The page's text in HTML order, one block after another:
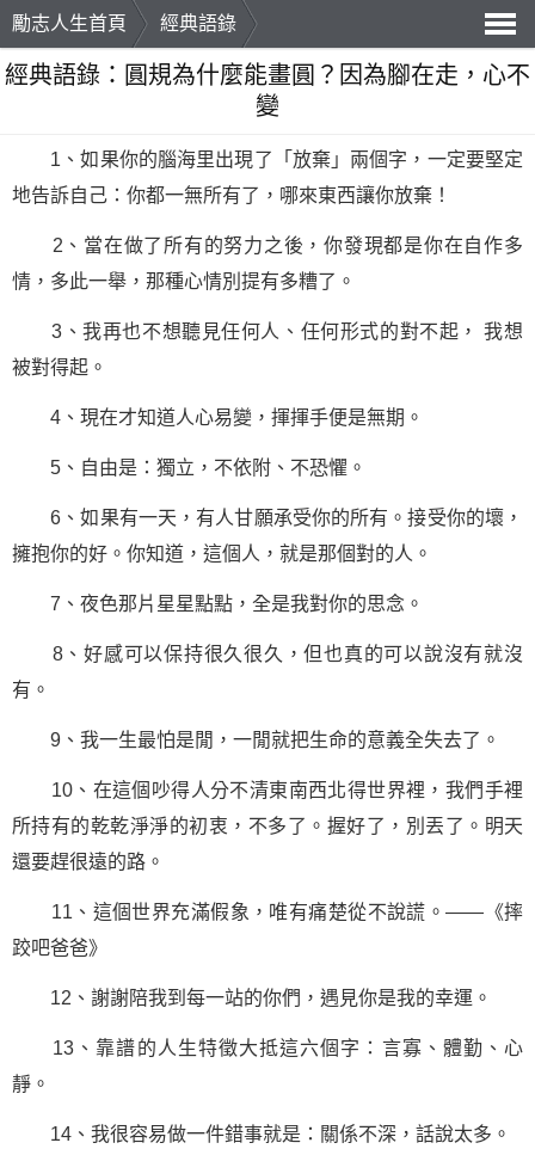
勵志人生首頁
經典語錄
導
經典語錄：圓規為什麼能畫圓？因為腳在走，心不
變
1、如果你的腦海里出現了「放棄」兩個字，一定要堅定
地告訴自己：你都一無所有了，哪來東西讓你放棄！
2、當在做了所有的努力之後，你發現都是你在自作多
情，多此一舉，那種心情別提有多糟了。
3、我再也不想聽見任何人、任何形式的對不起， 我想
被對得起。
4、現在才知道人心易變，揮揮手便是無期。
5、自由是：獨立，不依附、不恐懼。
6、如果有一天，有人甘願承受你的所有。接受你的壞，
擁抱你的好。你知道，這個人，就是那個對的人。
7、夜色那片星星點點，全是我對你的思念。
8、好感可以保持很久很久，但也真的可以說沒有就沒
有。
9、我一生最怕是閒，一閒就把生命的意義全失去了。
10、在這個吵得人分不清東南西北得世界裡，我們手裡
所持有的乾乾淨淨的初衷，不多了。握好了，別丟了。明天
還要趕很遠的路。
11、這個世界充滿假象，唯有痛楚從不說謊。——《摔
跤吧爸爸》
12、謝謝陪我到每一站的你們，遇見你是我的幸運。
13、靠譜的人生特徵大抵這六個字：言寡、體勤、心
靜。
14、我很容易做一件錯事就是：關係不深，話說太多。